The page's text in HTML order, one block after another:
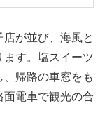
が並び、海風と
す。塩スイーツ
帰路の車窓をも
面電車で観光の合